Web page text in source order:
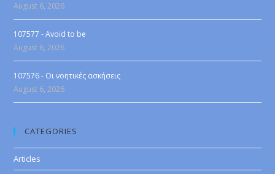
August 6, 2026
107577 - Avoid to be
August 6, 2026
107576 - Οι νοητικές ασκήσεις
August 6, 2026
CATEGORIES
Articles